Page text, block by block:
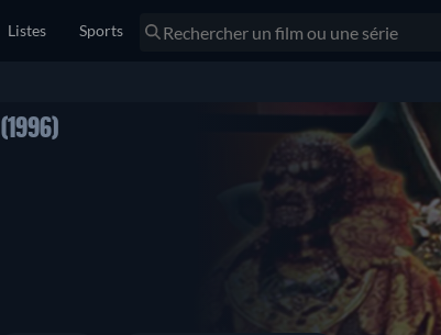
Listes Sports
(1996)